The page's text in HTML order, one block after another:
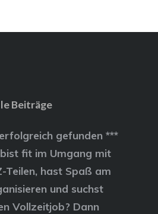
Beiträge
gefunden ***
fit im Umgang mit
Teilen, hast Spaß am
und suchst
Vollzeitjob? Dann